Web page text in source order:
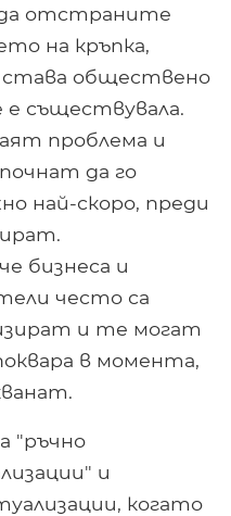
да отстраните
на кръпка,
става обществено
съществувала.
проблема и
да го
най-скоро, преди
бизнеса и
често са
и те могат
в момента,
"ръчно
и
когато